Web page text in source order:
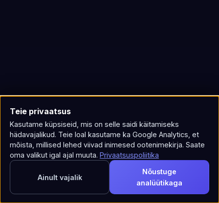
Teie privaatsus
Kasutame küpsiseid, mis on selle saidi käitamiseks
hädavajalikud. Teie loal kasutame ka Google Analytics, et
mõista, millised lehed viivad inimesed ootenimekirja. Saate
oma valikut igal ajal muuta. Privaatsuspoliitika
Ainult vajalik
Nõustuge
analüütikaga